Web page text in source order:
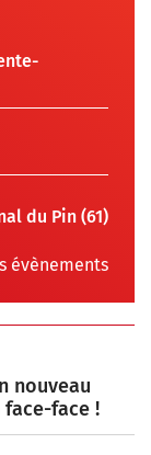
du Pin (61)
évènements
nouveau
face !